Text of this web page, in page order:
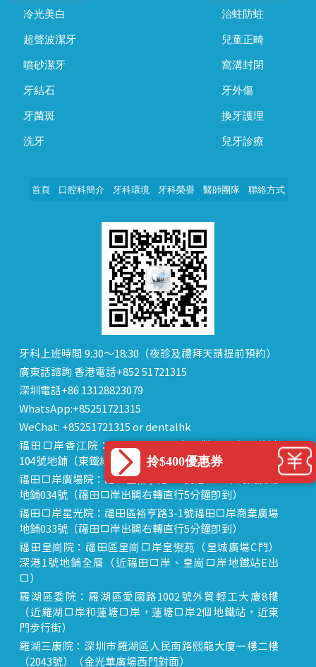
冷光美白
超聲波潔牙
噴砂潔牙
牙結石
牙菌斑
洗牙
治蛀防蛀
兒童正畸
窩溝封閉
牙外傷
換牙護理
兒牙診療
首頁 口腔科簡介 牙科環境 牙科榮譽 醫師團隊 聯絡方式
牙科上班時間 9:30～18:30（夜診及禮拜天請提前預約）
廣東話諮詢 香港電話+852 51721315
深圳電話+86 13128823079
WhatsApp:+85251721315
WeChat: +85251721315 or dentalhk
福田口岸香江院：福田區福田口岸正對面，海悅華城
104號地鋪（東鐵線落馬洲站出關對面即到）
福田口岸廣場院：福田區裕亨路3-1號福田口岸商業廣場
地鋪034號（福田口岸出關右轉直行5分鐘即到）
福田口岸星光院：福田區裕亨路3-1號福田口岸商業廣場
地鋪033號（福田口岸出關右轉直行5分鐘即到）
福田皇崗院：福田區皇崗口岸皇禦苑（皇城廣場C門）
深港1號地鋪全層（近福田口岸、皇崗口岸地鐵站E出
口）
羅湖區委院：羅湖區愛國路1002號外貿輕工大廈8樓
（近羅湖口岸和蓮塘口岸，蓮塘口岸2個地鐵站，近東
門步行街）
羅湖三康院：深圳市羅湖區人民南路熙龍大廈一樓二樓
（2043號）（金光華廣場西門對面）
拎$400優惠券